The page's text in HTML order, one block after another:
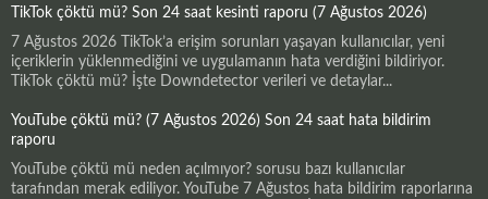
TikTok çöktü mü? Son 24 saat kesinti raporu (7 Ağustos 2026)
7 Ağustos 2026 TikTok’a erişim sorunları yaşayan kullanıcılar, yeni
içeriklerin yüklenmediğini ve uygulamanın hata verdiğini bildiriyor.
TikTok çöktü mü? İşte Downdetector verileri ve detaylar...
YouTube çöktü mü? (7 Ağustos 2026) Son 24 saat hata bildirim
raporu
YouTube çöktü mü neden açılmıyor? sorusu bazı kullanıcılar
tarafından merak ediliyor. YouTube 7 Ağustos hata bildirim raporlarına